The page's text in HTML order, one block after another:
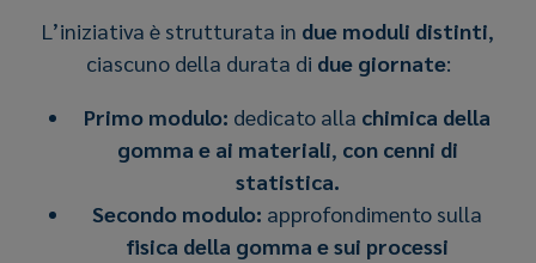
L’iniziativa è strutturata in due moduli distinti,
ciascuno della durata di due giornate:
Primo modulo: dedicato alla chimica della
gomma e ai materiali, con cenni di
statistica.
Secondo modulo: approfondimento sulla
fisica della gomma e sui processi